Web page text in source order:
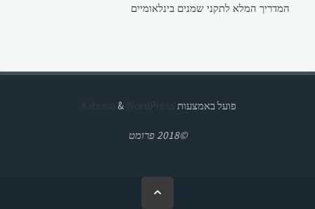
המדריך המלא לתקני שמנים בינלאומיים
פועל באמצעות & WordPress.
©2018 פרומט
בחזרה